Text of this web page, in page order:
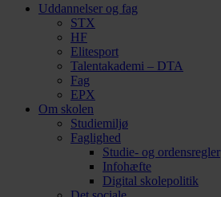
Uddannelser og fag
STX
HF
Elitesport
Talentakademi – DTA
Fag
EPX
Om skolen
Studiemiljø
Faglighed
Studie- og ordensregler
Infohæfte
Digital skolepolitik